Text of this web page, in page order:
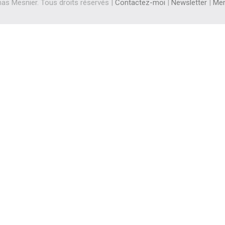
Mesnier. Tous droits réservés |Contactez-moi |Newsletter |